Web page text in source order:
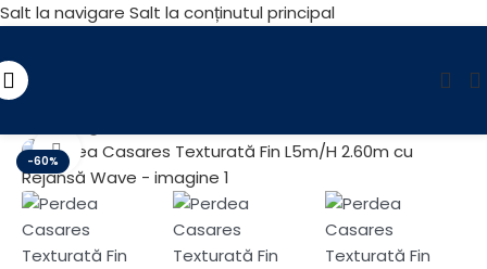
Salt la navigare Salt la conținutul principal
-60%
Fă clic pentru a mări